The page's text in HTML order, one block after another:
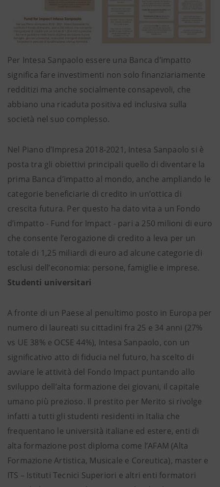
Per Intesa Sanpaolo essere una Banca d’impatto
significa fare investimenti non solo finanziariamente
redditizi ma anche socialmente consapevoli, che
abbiano una ricaduta positiva ed inclusiva sulla
società nel suo complesso.
Nel Piano d’Impresa 2018-2021, Intesa Sanpaolo si è
posta tra gli obiettivi principali quello di diventare la
prima Banca d’impatto al mondo, anche ampliando le
categorie beneficiarie di credito in un’ottica di
crescita futura. Per questo ha dato vita a un Fondo
d’impatto - Fund for Impact - pari a 250 milioni di euro
che consente l’erogazione di credito a leva per un
totale di 1,25 miliardi di euro ad alcune categorie di
esclusi dell’economia: persone, famiglie e imprese.
Studenti universitari
A fronte di un Paese al penultimo posto in Europa per
numero di laureati su cittadini fra 25 e 34 anni (27%
vs UE 38% e OCSE 44%), Intesa Sanpaolo, con un
significativo atto di fiducia nel futuro, ha scelto di
avviare le attività del Fondo Impact puntando allo
sviluppo dell’alta formazione dei giovani, il capitale
umano più prezioso. Il prestito per Merito si rivolge
infatti a tutti gli studenti residenti in Italia che
frequentano le università italiane ed estere, enti di
alta formazione post diploma come l’AFAM (Alta
Formazione Artistica, Musicale e Coreutica), master e
ITS – Istituti Tecnici Superiori e altri enti formatori